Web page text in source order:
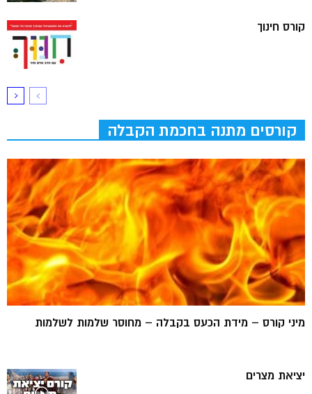
קורס חינוך
קורסים מתנה בחכמת הקבלה
מיני קורס – מידת הכעס בקבלה – מחוסר שלמות לשלמות
יציאת מצרים